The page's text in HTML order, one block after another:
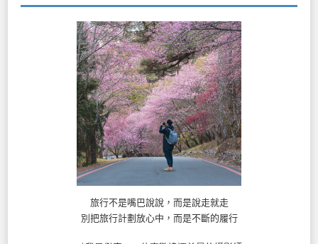
旅行不是嘴巴說說，而是說走就走
別把旅行計劃放心中，而是不斷的履行